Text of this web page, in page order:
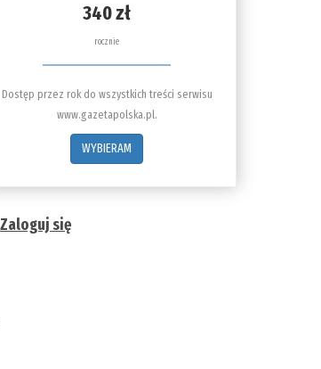
340 zł
rocznie
Dostęp przez rok do wszystkich treści serwisu
www.gazetapolska.pl.
WYBIERAM
Zaloguj się